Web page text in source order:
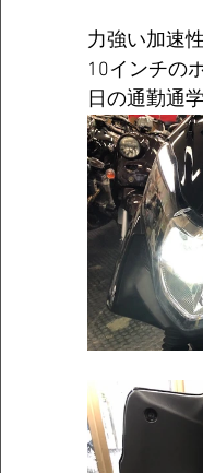
力強い加速
10インチの
日の通勤通